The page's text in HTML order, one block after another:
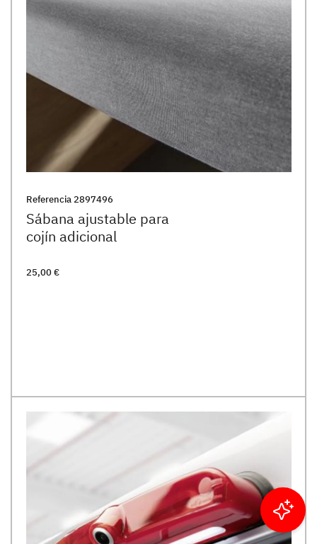
Referencia2897496
Sábana ajustable para
cojín adicional
25,00 €
Filtrar resultados